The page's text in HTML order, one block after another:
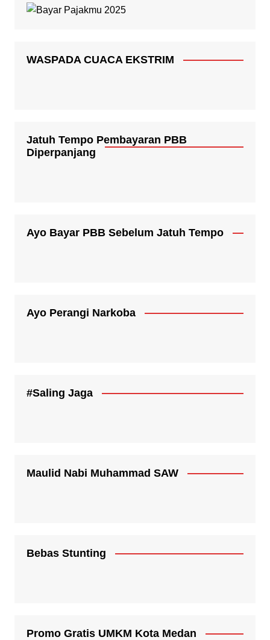
WASPADA CUACA EKSTRIM
Jatuh Tempo Pembayaran PBB
Diperpanjang
Ayo Bayar PBB Sebelum Jatuh Tempo
Ayo Perangi Narkoba
#Saling Jaga
Maulid Nabi Muhammad SAW
Bebas Stunting
Promo Gratis UMKM Kota Medan